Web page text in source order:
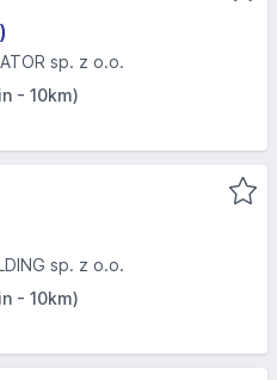
sp. z o.o.
- 10km)
sp. z o.o.
- 10km)